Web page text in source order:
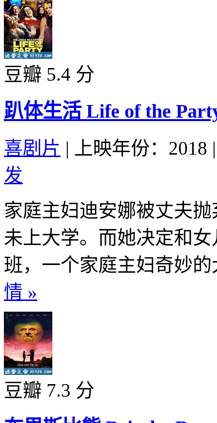
豆瓣 5.4 分
趴体生活 Life of the
喜剧片 | 上映年份：2018 |
发
家庭主妇迪安娜被丈夫
未上大学。而她决定和
班，一个家庭主妇奇妙
情 »
豆瓣 7.3 分